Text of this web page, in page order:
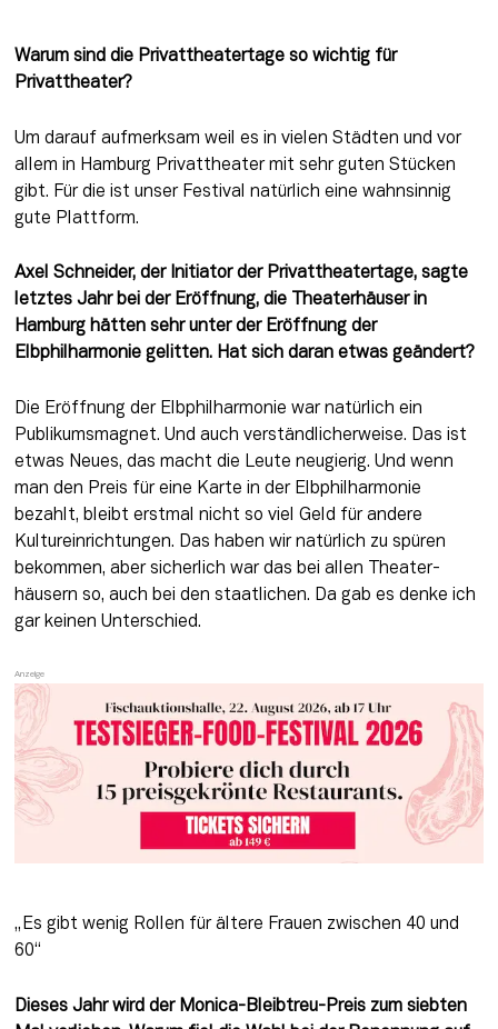
Warum sind die Privattheatertage so wichtig für
Privattheater?
Um darauf aufmerksam weil es in vielen Städten und vor
allem in Hamburg Privat­theater mit sehr guten Stü­cken
gibt. Für die ist unser Festival natürlich eine wahn­sinnig
gute Plattform.
Axel Schneider, der Initiator der Privattheatertage, sagte
letztes Jahr bei der Eröffnung, die Theaterhäuser in
Hamburg hätten sehr unter der Eröffnung der
Elbphilharmonie gelitten. Hat sich daran etwas geändert?
Die Eröffnung der Elb­philharmonie war natürlich ein
Publikumsmagnet. Und auch verständlicherweise. Das ist
etwas Neues, das macht die Leute neugierig. Und wenn
man den Preis für eine Karte in der Elbphilhar­monie
bezahlt, bleibt erstmal nicht so viel Geld für andere
Kultureinrichtungen. Das ha­ben wir natürlich zu spüren
bekommen, aber sicherlich war das bei allen Theater­
häusern so, auch bei den staat­lichen. Da gab es denke ich
gar keinen Unterschied.
„Es gibt wenig Rollen für ältere Frauen zwischen 40 und
60“
Dieses Jahr wird der Monica-Bleibtreu-Preis zum siebten